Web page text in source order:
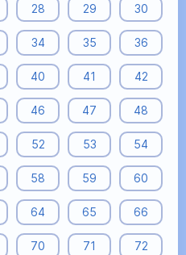
28 29 30
34 35 36
40 41 42
46 47 48
52 53 54
58 59 60
64 65 66
70 71 72